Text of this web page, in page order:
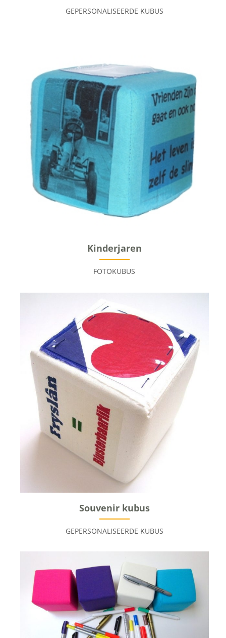
GEPERSONALISEERDE KUBUS
Kinderjaren
FOTOKUBUS
Souvenir kubus
GEPERSONALISEERDE KUBUS